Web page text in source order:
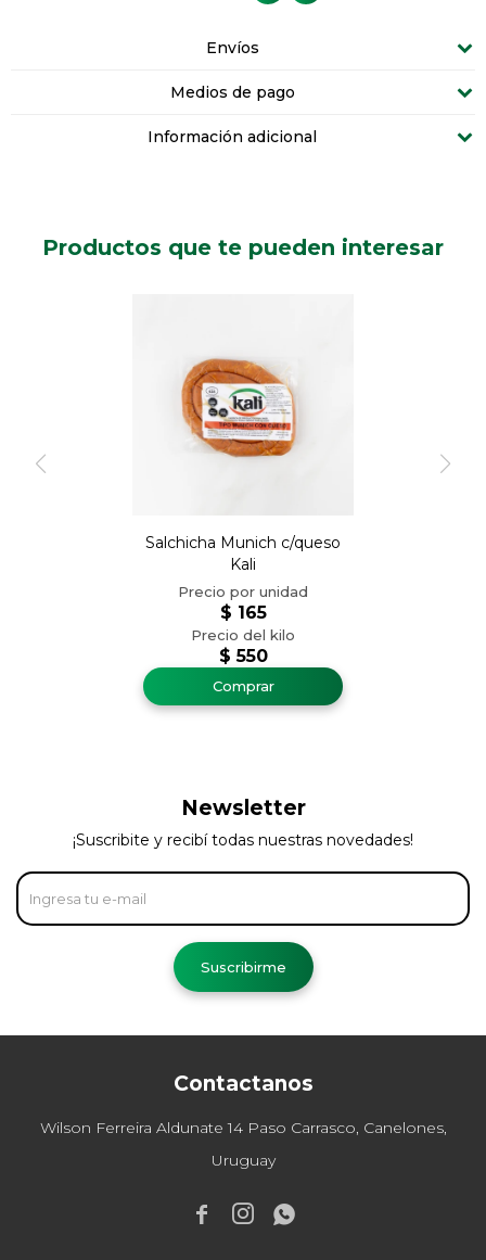
Envíos
Medios de pago
Información adicional
Productos que te pueden interesar
Salchicha Munich c/queso
Kali
$ 550
$ 165
Contactanos
Wilson Ferreira Aldunate 14 Paso Carrasco, Canelones,
Uruguay
  
Newsletter
¡Suscribite y recibí todas nuestras novedades!
Suscribirme